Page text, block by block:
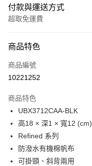
付款與運送方式
超取免運費
信用卡一次付款
LINE Pay
Google Pay
貨到付款
運送方式
商品特色
商品編號
10221252
商品特色
UBX3712CAA-BLK
高18 × 深1 × 寬12 (cm)
Refined 系列
防潑水有機棉帆布
可掛頸、斜背兩用